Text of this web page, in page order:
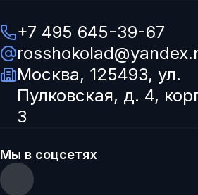
+7 495 645-39-67
Москва, 125493, ул.
Пулковская, д. 4,
3
Мы в соцсетях